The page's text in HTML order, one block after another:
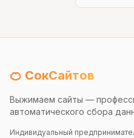
🍊 СокСайтов
Выжимаем сайты —
автоматического сбора
Индивидуальный